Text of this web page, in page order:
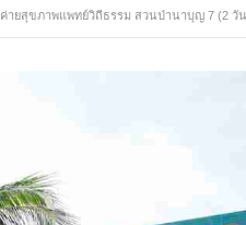
ค่ายสุขภาพแพทย์วิถีธรรม สวนป่านาบุญ 7 (2 วั